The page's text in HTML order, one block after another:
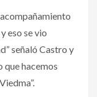
eso se vio
señaló Castro y
que hacemos